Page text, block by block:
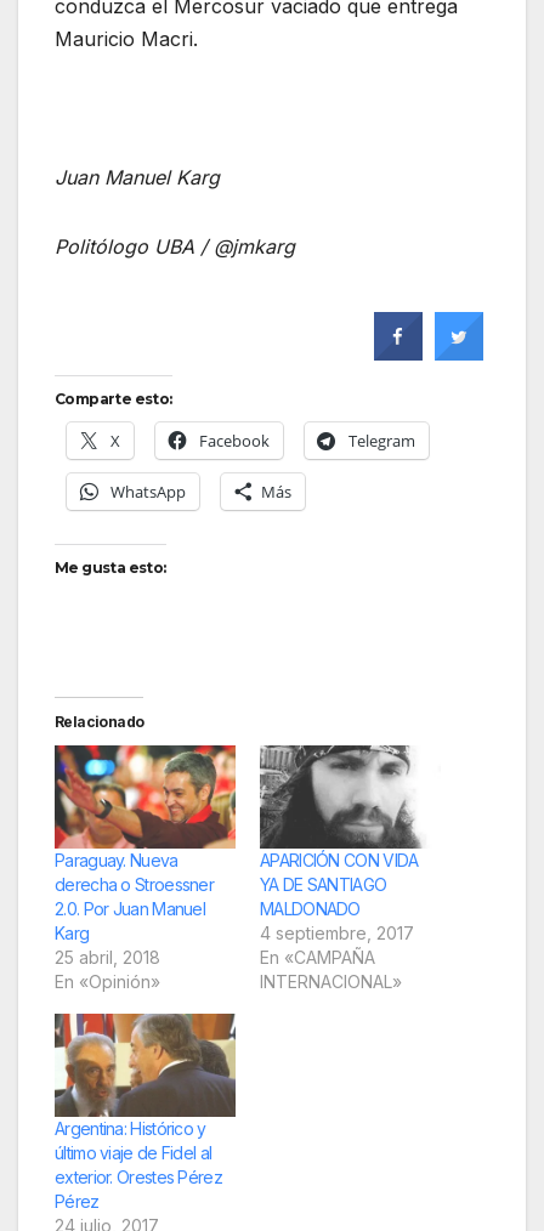
conduzca el Mercosur vaciado que entrega
Mauricio Macri.
Juan Manuel Karg
Politólogo UBA / @jmkarg
Comparte esto:
X Facebook Telegram
WhatsApp Más
Me gusta esto:
Relacionado
Paraguay. Nueva
derecha o Stroessner
2.0. Por Juan Manuel
Karg
25 abril, 2018
En «Opinión»
APARICIÓN CON VIDA
YA DE SANTIAGO
MALDONADO
4 septiembre, 2017
En «CAMPAÑA
INTERNACIONAL»
Argentina: Histórico y
último viaje de Fidel al
exterior. Orestes Pérez
Pérez
24 julio, 2017